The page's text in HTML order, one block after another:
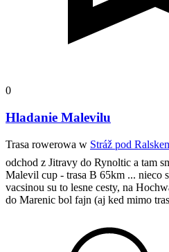
0
Hladanie Malevilu
Trasa rowerowa w Stráž pod
odchod z Jitravy do Rynoltic a tam
Malevil cup - trasa B 65km ... nieco
vacsinou su to lesne cesty, na
do Marenic bol fajn (aj ked mimo